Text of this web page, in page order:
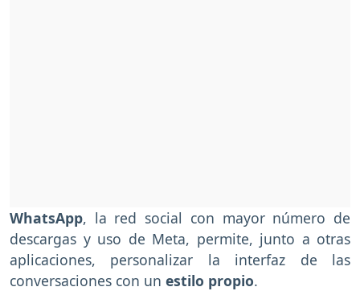
WhatsApp, la red social con mayor número de
descargas y uso de Meta, permite, junto a otras
aplicaciones, personalizar la interfaz de las
conversaciones con un estilo propio.